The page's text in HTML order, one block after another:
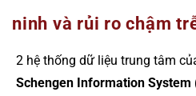
ninh và rủi ro chậm
2 hệ thống dữ liệu trung tâm
Schengen Information System